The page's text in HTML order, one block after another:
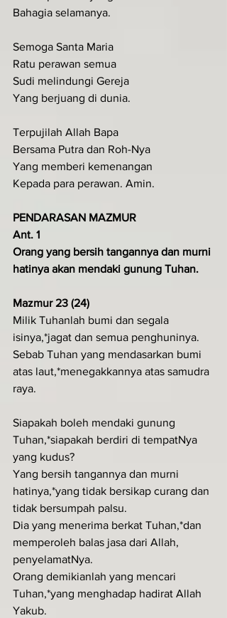
Bahagia selamanya.
Semoga Santa Maria
Ratu perawan semua
Sudi melindungi Gereja
Yang berjuang di dunia.
Terpujilah Allah Bapa
Bersama Putra dan Roh-Nya
Yang memberi kemenangan
Kepada para perawan. Amin.
PENDARASAN MAZMUR
Ant. 1
Orang yang bersih tangannya dan murni
hatinya akan mendaki gunung Tuhan.
Mazmur 23 (24)
Milik Tuhanlah bumi dan segala
isinya,*jagat dan semua penghuninya.
Sebab Tuhan yang mendasarkan bumi
atas laut,*menegakkannya atas samudra
raya.
Siapakah boleh mendaki gunung
Tuhan,*siapakah berdiri di tempatNya
yang kudus?
Yang bersih tangannya dan murni
hatinya,*yang tidak bersikap curang dan
tidak bersumpah palsu.
Dia yang menerima berkat Tuhan,*dan
memperoleh balas jasa dari Allah,
penyelamatNya.
Orang demikianlah yang mencari
Tuhan,*yang menghadap hadirat Allah
Yakub.